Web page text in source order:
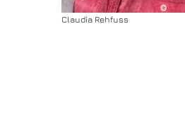
Claudia Rehfuss